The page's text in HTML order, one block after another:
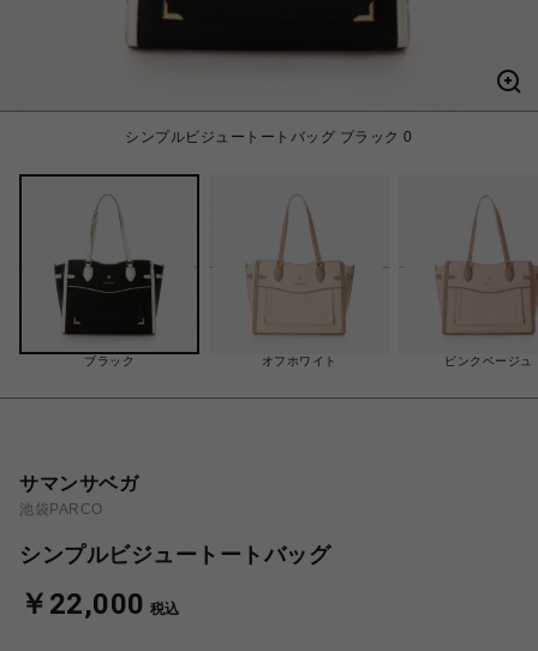
シンプルビジュートートバッグ ブラック 0
ブラック オフホワイト ピンクベージュ
サマンサベガ
池袋PARCO
シンプルビジュートートバッグ
￥22,000 税込